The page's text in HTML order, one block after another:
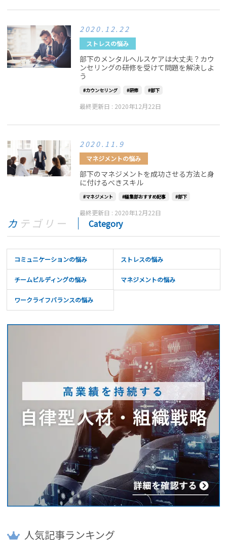
2020.12.22
ストレスの悩み
部下のメンタルヘルスケアは大丈夫？カウ
ンセリングの研修を受けて問題を解決しよ
う
カウンセリング 研修 部下
最終更新日 : 2020年12月22日
2020.11.9
マネジメントの悩み
部下のマネジメントを成功させる方法と身
に付けるべきスキル
マネジメント 編集部おすすめ記事 部下
最終更新日 : 2020年12月22日
カテゴリー Category
コミュニケーションの悩み ストレスの悩み
チームビルディングの悩み マネジメントの悩み
ワークライフバランスの悩み
人気記事ランキング